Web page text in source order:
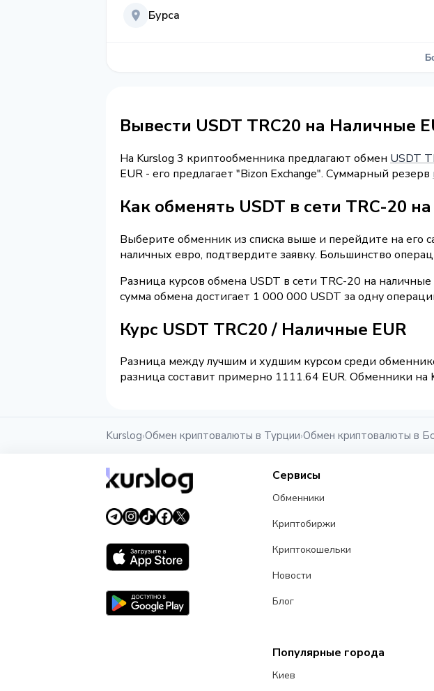
Бурса
Вывести USDT TRC20 на Наличные
На Kurslog 3 криптообменника предлагают обмен USDT
EUR - его предлагает "Bizon Exchange". Суммарный резерв
Как обменять USDT в сети TRC-20
Выберите обменник из списка выше и перейдите на его
наличных евро, подтвердите заявку. Большинство
Разница курсов обмена USDT в сети TRC-20 на
сумма обмена достигает 1 000 000 USDT за одну
Курс USDT TRC20 / Наличные EUR
Разница между лучшим и худшим курсом среди
разница составит примерно 1111.64 EUR. Обменники на
Kurslog›Обмен криптовалюты в Турции›Обмен криптовалюты в
Сервисы
Обменники
Криптобиржи
Криптокошельки
Новости
Блог
Популярные города
Киев